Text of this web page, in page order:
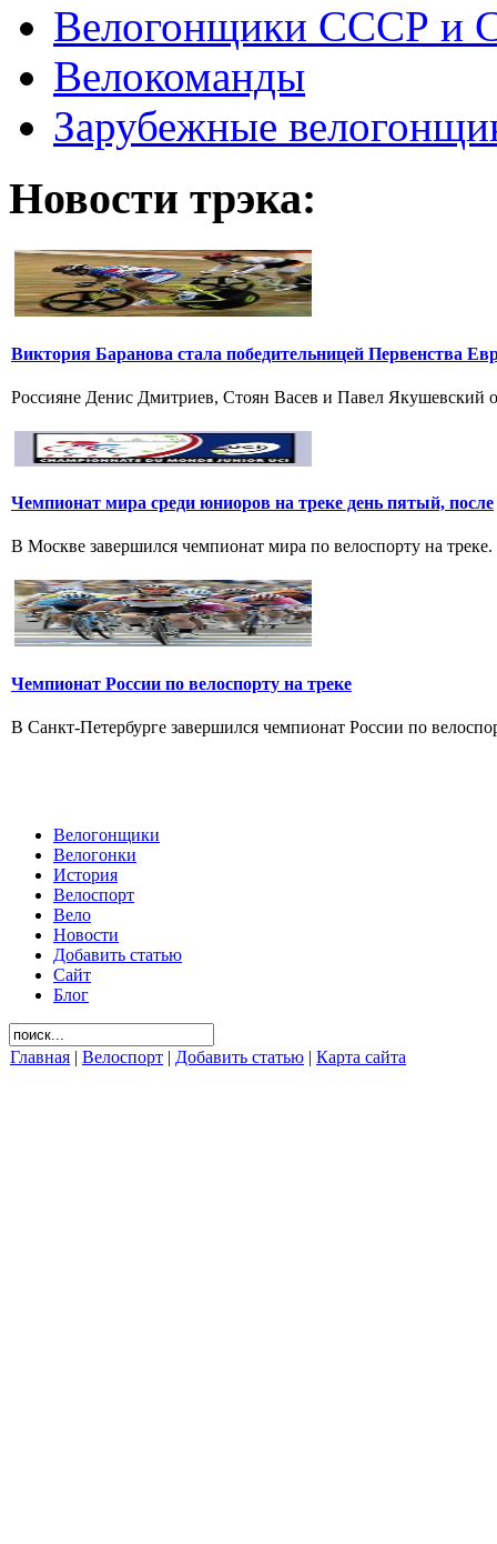
Велогонщики СССР и
Велокоманды
Зарубежные
Новости трэка:
Виктория Баранова стала победительницей Первенства
Россияне Денис Дмитриев, Стоян Васев и Павел Якушевский
Чемпионат мира среди юниоров на треке день пятый, после
В Москве завершился чемпионат мира по велоспорту на
Чемпионат России по велоспорту на треке
В Санкт-Петербурге завершился чемпионат России по
Велогонщики
Велогонки
История
Велоспорт
Вело
Новости
Добавить статью
Сайт
Блог
Главная | Велоспорт | Добавить статью | Карта сайта